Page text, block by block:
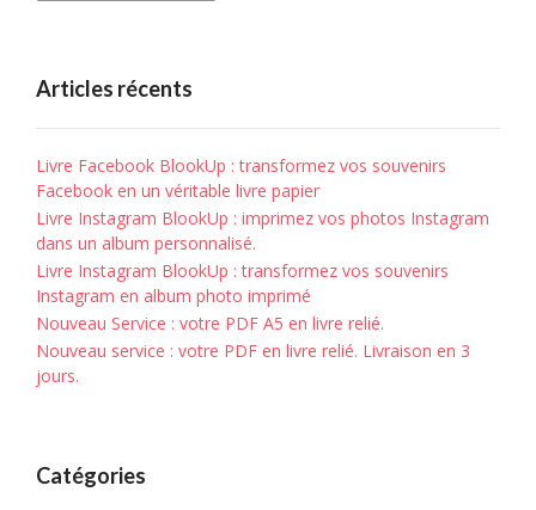
Articles récents
Livre Facebook BlookUp : transformez vos souvenirs
Facebook en un véritable livre papier
Livre Instagram BlookUp : imprimez vos photos Instagram
dans un album personnalisé.
Livre Instagram BlookUp : transformez vos souvenirs
Instagram en album photo imprimé
Nouveau Service : votre PDF A5 en livre relié.
Nouveau service : votre PDF en livre relié. Livraison en 3
jours.
Catégories